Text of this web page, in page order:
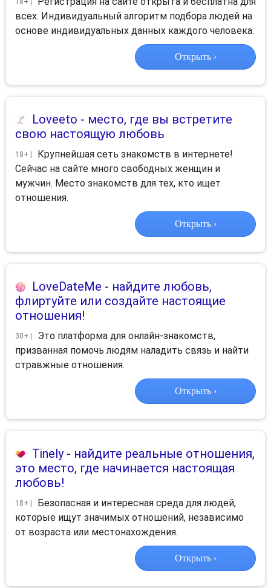
18+ |
всех. Индивидуальный алгоритм подбора людей на
основе индивидуальных данных каждого человека.
Открыть ›
Loveeto - место, где вы встретите
свою настоящую любовь
18+ |
Крупнейшая сеть знакомств в интернете!
Сейчас на сайте много свободных женщин и
мужчин. Место знакомств для тех, кто ищет
отношения.
Открыть ›
LoveDateMe - найдите любовь,
флиртуйте или создайте настоящие
отношения!
30+ |
Это платформа для онлайн-знакомств,
призванная помочь людям наладить связь и найти
стравжные отношения.
Открыть ›
Tinely- найдите реальные отношения,
это место, где начинается настоящая
любовь!
18+ |
Безопасная и интересная среда для людей,
которые ищут значимых отношений, независимо
от возраста или местонахождения.
Открыть ›